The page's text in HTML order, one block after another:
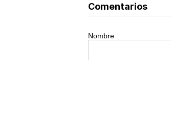
Comentarios
Nombre